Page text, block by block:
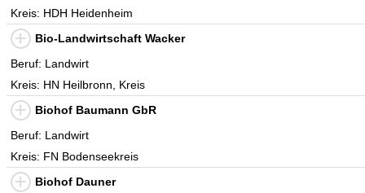
Kreis: HDH Heidenheim
Bio-Landwirtschaft Wacker
Beruf: Landwirt
Kreis: HN Heilbronn, Kreis
Biohof Baumann GbR
Beruf: Landwirt
Kreis: FN Bodenseekreis
Biohof Dauner